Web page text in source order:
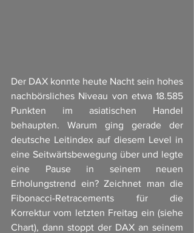
Der DAX konnte heute Nacht sein hohes
nachbörsliches Niveau von etwa 18.585
Punkten im asiatischen Handel
behaupten. Warum ging gerade der
deutsche Leitindex auf diesem Level in
eine Seitwärtsbewegung über und legte
eine Pause in seinem neuen
Erholungstrend ein? Zeichnet man die
Fibonacci-Retracements für die
Korrektur vom letzten Freitag ein (siehe
Chart), dann stoppt der DAX an seinem